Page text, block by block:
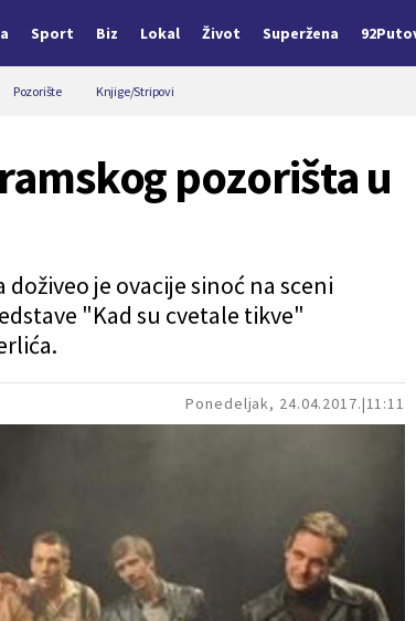
Sport Biz Lokal Život Superžena
Pozorište Knjige/Stripovi
Ponedeljak, 24.04.2017. 11:11
pozorišta u
je ovacije sinoć na sceni
"Kad su cvetale tikve"